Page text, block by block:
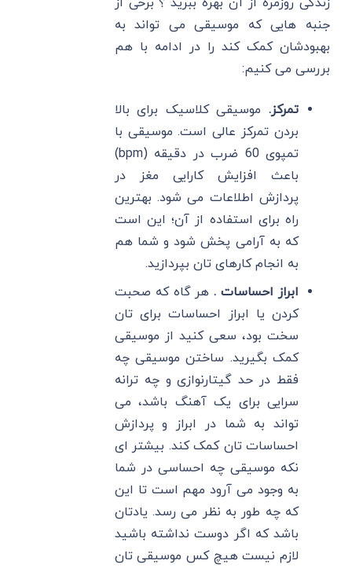
جنبه هایی که موسیقی می تواند به
بهبودشان کمک کند را در ادامه با هم
بررسی می کنیم:
تمرکز. موسیقی کلاسیک برای بالا
بردن تمرکز عالی است. موسیقی با
تمپوی 60 ضرب در دقیقه (bpm)
باعث افزایش کارایی مغز در
پردازش اطلاعات می شود. بهترین
راه برای استفاده از آن؛ این است
که به آرامی پخش شود و شما هم
به انجام کارهای تان بپردازید.
ابراز احساسات .هر گاه که صحبت
کردن یا ابراز احساسات برای تان
سخت بود، سعی کنید از موسیقی
کمک بگیرید. ساختن موسیقی چه
فقط در حد گیتارنوازی و چه ترانه
سرایی برای یک آهنگ باشد، می
تواند به شما در ابراز و پردازش
احساسات تان کمک کند. بیشتر ای
نکه موسیقی چه احساسی در شما
به وجود می آرود مهم است تا این
که چه طور به نظر می رسد. یادتان
باشد که اگر دوست نداشته باشید
لازم نیست هیچ کس موسیقی تان